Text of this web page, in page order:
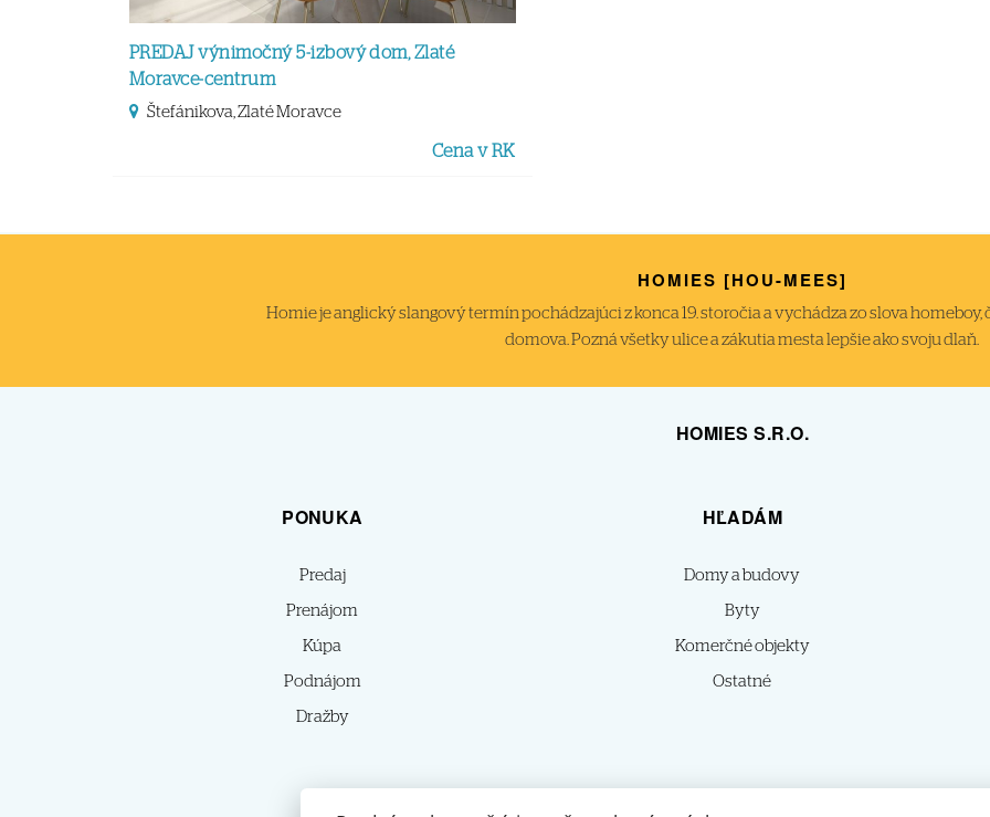
PREDAJ výnimočný 5-izbový dom, Zlaté
Moravce-centrum
Štefánikova, Zlaté Moravce
Cena v RK
HOMIES [HOU-MEES]
Homie je anglický slangový termín pochádzajúci z konca 19. storočia a vychádza zo slova homeboy,
domova. Pozná všetky ulice a zákutia mesta lepšie ako svoju dlaň.
HOMIES S.R.O.
PONUKA
Predaj
Prenájom
Kúpa
Podnájom
Dražby
HĽADÁM
Domy a budovy
Byty
Komerčné objekty
Ostatné